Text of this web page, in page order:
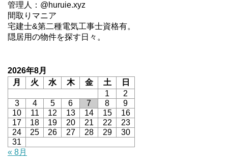
管理人：@huruie.xyz
間取りマニア
宅建士&第二種電気工事士資格有。
隠居用の物件を探す日々。
2026年8月
月
火 水 木 金 土
日
1
2
3
4 5 6 7 8
9
10
11 12 13 14 15
16
17
18 19 20 21 22
23
24
25 26 27 28 29
30
31
« 8月